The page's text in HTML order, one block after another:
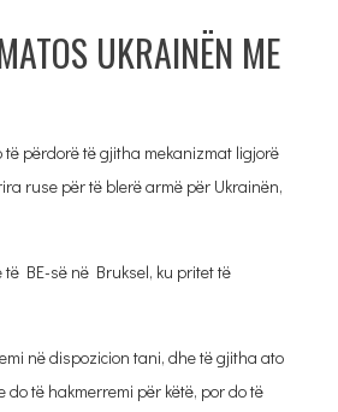
UKRAINËN ME
përdorë të gjitha mekanizmat ligjorë
ruse për të blerë armë për Ukrainën,
BE-së në Bruksel, ku pritet të
në dispozicion tani, dhe të gjitha ato
të hakmerremi për këtë, por do të